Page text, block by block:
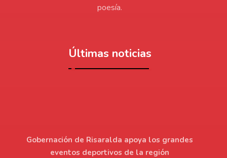
poesía.
Últimas noticias
Gobernación de Risaralda apoya los grandes
eventos deportivos de la región